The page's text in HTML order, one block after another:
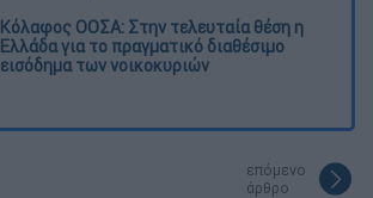
Κόλαφος ΟΟΣΑ: Στην τελευταία θέση η
Ελλάδα για το πραγματικό διαθέσιμο
εισόδημα των νοικοκυριών
επόμενο
άρθρο